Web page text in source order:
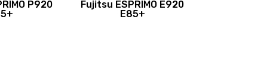
P920
Fujitsu ESPRIMO E920
E85+